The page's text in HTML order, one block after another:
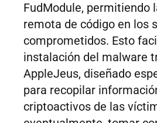
FudModule, permitiendo
remota de código en los
comprometidos. Esto
instalación del malware
AppleJeus, diseñado
para recopilar
criptoactivos de las